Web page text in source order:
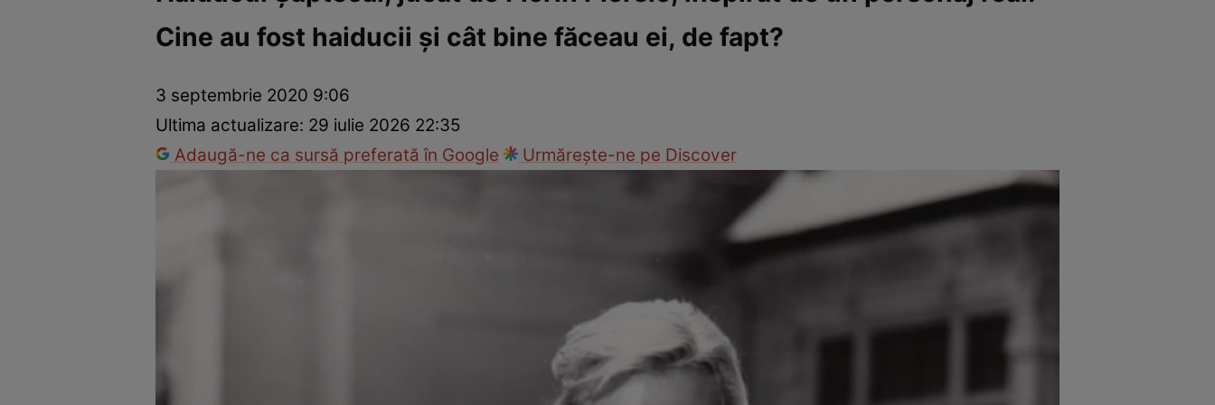
Dezvoltare personalăÎngrijire personalăCasă și grădinăModă
Cine au fost haiducii şi cât bine făceau ei, de fapt?
3 septembrie 2020 9:06
Ultima actualizare: 29 iulie 2026 22:35
Adaugă-ne ca sursă preferată în Google
Urmărește-ne pe Discover